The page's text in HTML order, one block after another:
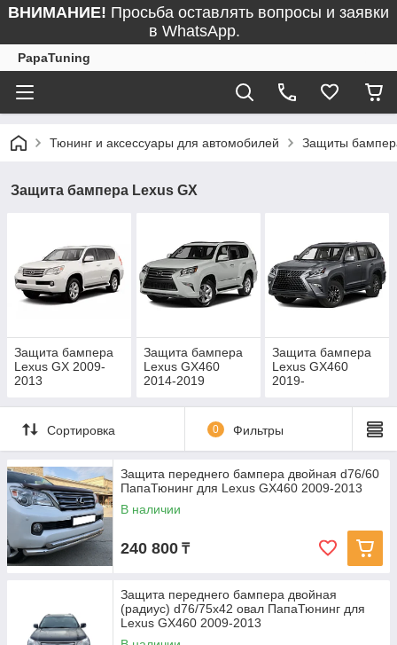
ВНИМАНИЕ! Просьба оставлять вопросы и заявки
в WhatsApp.
PapaTuning
Тюнинг и аксессуары для автомобилей Защиты
Защита бампера Lexus GX
Защита бампера
Lexus GX 2009-
2013
Защита бампера
Lexus GX460
2014-2019
Защита бампера
Lexus GX460
2019-
Сортировка 0 Фильтры
Защита переднего бампера двойная d76/60
ПапаТюнинг для Lexus GX460 2009-2013
В наличии
240 800 ₸
Защита переднего бампера двойная
(радиус) d76/75x42 овал ПапаТюнинг для
Lexus GX460 2009-2013